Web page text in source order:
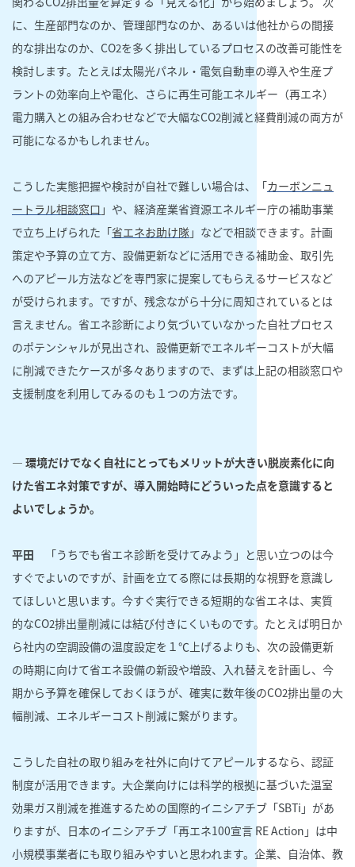
に、生産部門なのか、管理部門なのか、あるいは他社からの間接
的な排出なのか、CO2を多く排出しているプロセスの改善可能性を
検討します。たとえば太陽光パネル・電気自動車の導入や生産プ
ラントの効率向上や電化、さらに再生可能エネルギー（再エネ）
電力購入との組み合わせなどで大幅なCO2削減と経費削減の両方が
可能になるかもしれません。
こうした実態把握や検討が自社で難しい場合は、「カーボンニュ
ートラル相談窓口 」や、経済産業省資源エネルギー庁の補助事業
で立ち上げられた「省エネお助け隊」などで相談できます。計画
策定や予算の立て方、設備更新などに活用できる補助金、取引先
へのアピール方法などを専門家に提案してもらえるサービスなど
が受けられます。ですが、残念ながら十分に周知されているとは
言えません。省エネ診断により気づいていなかった自社プロセス
のポテンシャルが見出され、設備更新でエネルギーコストが大幅
に削減できたケースが多々ありますので、まずは上記の相談窓口や
支援制度を利用してみるのも１つの方法です。
― 環境だけでなく自社にとってもメリットが大きい脱炭素化に向
けた省エネ対策ですが、導入開始時にどういった点を意識すると
よいでしょうか。
平田 「うちでも省エネ診断を受けてみよう」と思い立つのは今
すぐでよいのですが、計画を立てる際には長期的な視野を意識し
てほしいと思います。今すぐ実行できる短期的な省エネは、実質
的なCO2排出量削減には結び付きにくいものです。たとえば明日か
ら社内の空調設備の温度設定を１℃上げるよりも、次の設備更新
の時期に向けて省エネ設備の新設や増設、入れ替えを計画し、今
期から予算を確保しておくほうが、確実に数年後のCO2排出量の大
幅削減、エネルギーコスト削減に繋がります。
こうした自社の取り組みを社外に向けてアピールするなら、認証
制度が活用できます。大企業向けには科学的根拠に基づいた温室
効果ガス削減を推進するための国際的イニシアチブ「SBTi」があ
りますが、日本のイニシアチブ「再エネ100宣言 RE Action」は中
小規模事業者にも取り組みやすいと思われます。企業、自治体、教